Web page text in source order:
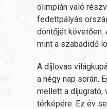
olimpián való
fedettpályás
döntőjét követően.
mint a szabadidő
A díjlovas
a négy nap során.
mellett a díjugrató,
térképére. Ez év